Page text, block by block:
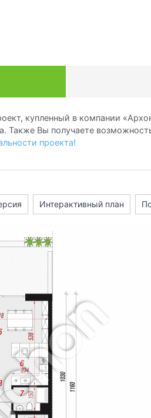
купленный в компании
Также Вы получаете
проекта!
Интерактивный план